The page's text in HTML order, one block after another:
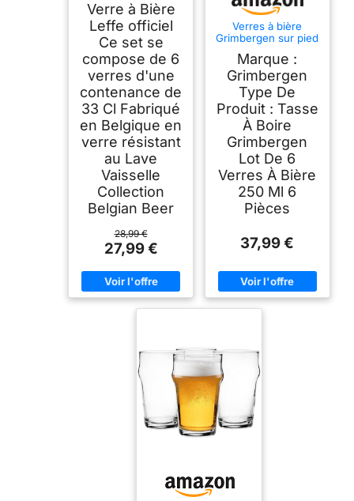
Verre à Bière
Leffe officiel
Ce set se
compose de 6
verres d'une
contenance de
33 Cl Fabriqué
en Belgique en
verre résistant
au Lave
Vaisselle
Collection
Belgian Beer
28,99 €
27,99 €
Verres à bière
Grimbergen sur pied
Marque :
Grimbergen
Type De
Produit : Tasse
À Boire
Grimbergen
Lot De 6
Verres À Bière
250 Ml 6
Pièces
37,99 €